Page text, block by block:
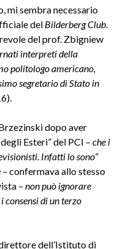
mi sembra necessario
del Bilderberg Club
del prof. Zbigniew
interpreti della
politologo americano,
segretario di Stato in
dopo aver
Esteri” del PCI – che i
Infatti lo sono”
–confermava allo stesso
– non può ignorare
consensi di un terzo
dell’Istituto di